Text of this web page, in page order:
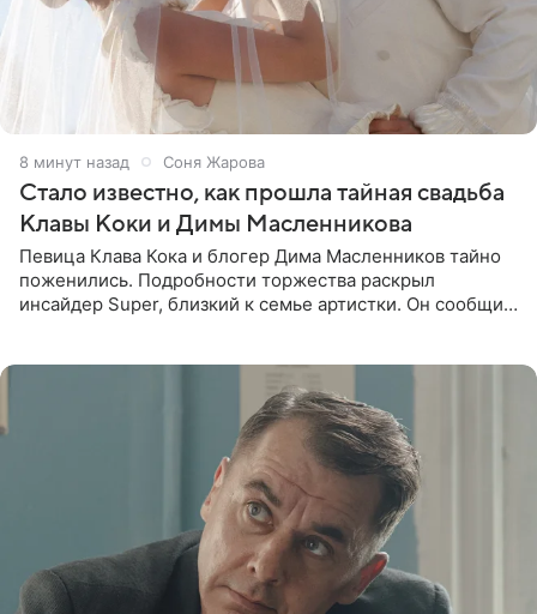
8 минут назад Соня Жарова
Стало известно, как прошла тайная свадьба
Клавы Коки и Димы Масленникова
Певица Клава Кока и блогер Дима Масленников тайно
поженились. Подробности торжества раскрыл
инсайдер Super, близкий к семье артистки. Он сообщил,